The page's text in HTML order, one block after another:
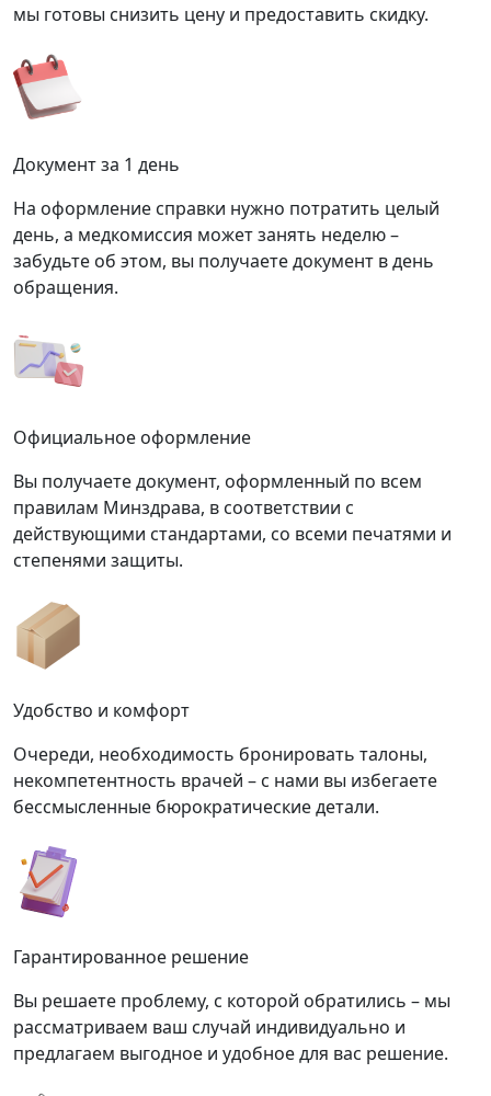
мы готовы снизить цену и предоставить скидку.
Документ за 1 день
На оформление справки нужно потратить целый
день, а медкомиссия может занять неделю –
забудьте об этом, вы получаете документ в день
обращения.
Официальное оформление
Вы получаете документ, оформленный по всем
правилам Минздрава, в соответствии с
действующими стандартами, со всеми печатями и
степенями защиты.
Удобство и комфорт
Очереди, необходимость бронировать талоны,
некомпетентность врачей – с нами вы избегаете
бессмысленные бюрократические детали.
Гарантированное решение
Вы решаете проблему, с которой обратились – мы
рассматриваем ваш случай индивидуально и
предлагаем выгодное и удобное для вас решение.